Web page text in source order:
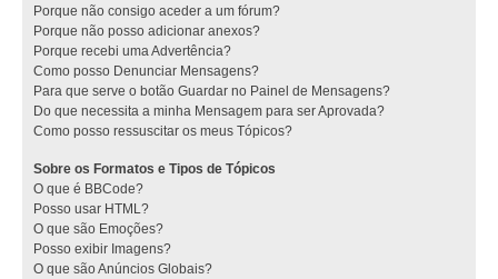
Porque não consigo aceder a um fórum?
Porque não posso adicionar anexos?
Porque recebi uma Advertência?
Como posso Denunciar Mensagens?
Para que serve o botão Guardar no Painel de Mensagens?
Do que necessita a minha Mensagem para ser Aprovada?
Como posso ressuscitar os meus Tópicos?
Sobre os Formatos e Tipos de Tópicos
O que é BBCode?
Posso usar HTML?
O que são Emoções?
Posso exibir Imagens?
O que são Anúncios Globais?